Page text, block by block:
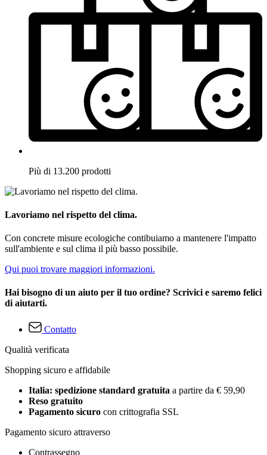
Più di 13.200 prodotti
Lavoriamo nel rispetto del clima.
Con concrete misure ecologiche contibuiamo a mantenere l'impatto
sull'ambiente e sul clima il più basso possibile.
Qui puoi trovare maggiori informazioni.
Hai bisogno di un aiuto per il tuo ordine? Scrivici e saremo felici
di aiutarti.
Contatto
Qualità verificata
Shopping sicuro e affidabile
Italia: spedizione standard gratuita a partire da € 59,90
Reso gratuito
Pagamento sicuro con crittografia SSL
Pagamento sicuro attraverso
Contrassegno